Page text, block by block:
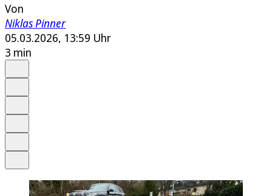
Von
Niklas Pinner
05.03.2026, 13:59 Uhr
3 min